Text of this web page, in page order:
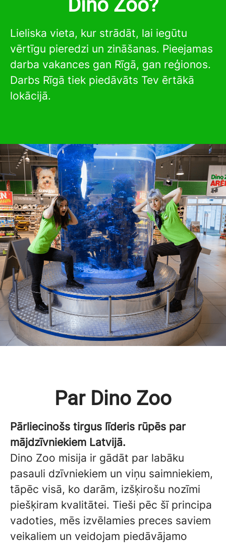
Dino Zoo?
Lieliska vieta, kur strādāt, lai iegūtu
vērtīgu pieredzi un zināšanas. Pieejamas
darba vakances gan Rīgā, gan reģionos.
Darbs Rīgā tiek piedāvāts Tev ērtākā
lokācijā.
Par Dino Zoo
Pārliecinošs tirgus līderis rūpēs par
mājdzīvniekiem Latvijā.
Dino Zoo misija ir gādāt par labāku
pasauli dzīvniekiem un viņu saimniekiem,
tāpēc visā, ko darām, izšķirošu nozīmi
piešķiram kvalitātei. Tieši pēc šī principa
vadoties, mēs izvēlamies preces saviem
veikaliem un veidojam piedāvājamo